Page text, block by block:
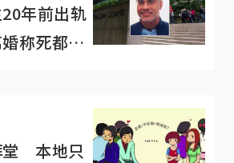
年前出轨
称死都不
堂 本地只